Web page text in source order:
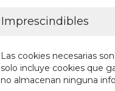
Imprescindibles
Las cookies necesarias
solo incluye cookies que
no almacenan ninguna